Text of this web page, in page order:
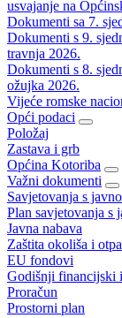
usvajanje na
Dokumenti sa 7.
Dokumenti s 9.
travnja 2026.
Dokumenti s 8.
ožujka 2026.
Vijeće romske
Opći podaci
Položaj
Zastava i grb
Općina Kotoriba
Važni dokumenti
Savjetovanja s
Plan savjetovanja s
Javna nabava
Zaštita okoliša i
EU fondovi
Godišnji financijski
Proračun
Prostorni plan